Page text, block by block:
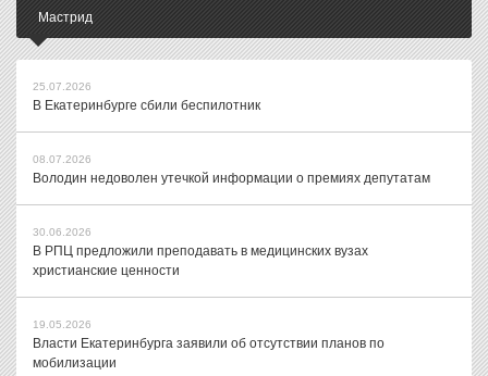
Мастрид
25.07.2026
В Екатеринбурге сбили беспилотник
08.07.2026
Володин недоволен утечкой информации о премиях депутатам
30.06.2026
В РПЦ предложили преподавать в медицинских вузах
христианские ценности
19.05.2026
Власти Екатеринбурга заявили об отсутствии планов по
мобилизации